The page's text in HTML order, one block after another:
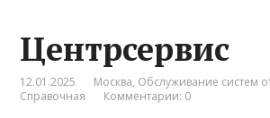
Центрсервис
12.01.2025 Москва, Обслуживание систем
Справочная
Комментарии: 0